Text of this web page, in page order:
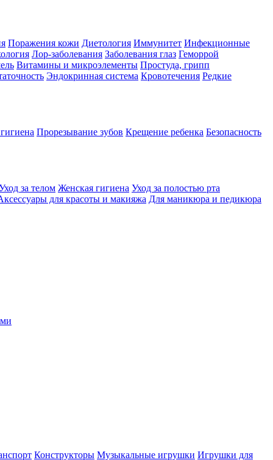
Поражения кожи Диетология Иммунитет Инфекционные
Лор-заболевания Заболевания глаз Геморрой
Витамины и микроэлементы Простуда, грипп
Эндокринная система Кровотечения Редкие
Прорезывание зубов Крещение ребенка Безопасность
за телом Женская гигиена Уход за полостью рта
для красоты и макияжа Для маникюра и педикюра
Конструкторы Музыкальные игрушки Игрушки для